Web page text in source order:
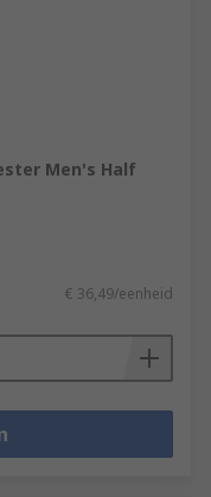
Men's Half
€ 36,49/eenheid